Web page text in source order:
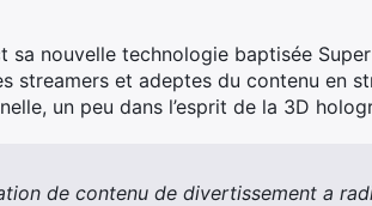
sa nouvelle technologie baptisée
streamers et adeptes du contenu en
un peu dans l’esprit de la 3D
de contenu de divertissement a